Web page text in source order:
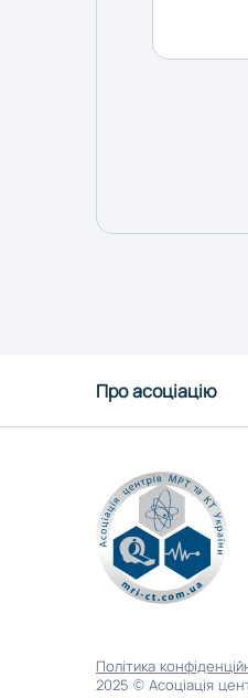
Про асоціацію
Оберіть
Політика
2025 © Асоціація